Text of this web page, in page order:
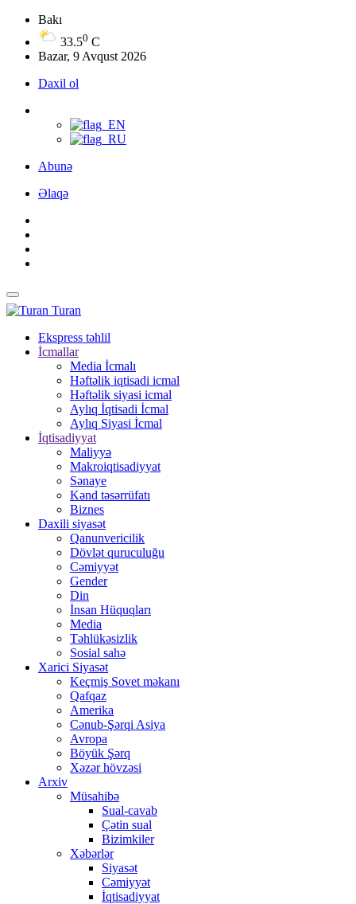
Bakı
33.50 C
Bazar, 9 Avqust 2026
Daxil ol
Abunə
Əlaqə
Turan
Ekspress təhlil
İcmallar
Media İcmalı
Həftəlik iqtisadi icmal
Həftəlik siyasi icmal
Aylıq İqtisadi İcmal
Aylıq Siyasi İcmal
İqtisadiyyat
Maliyyə
Makroiqtisadiyyat
Sənaye
Kənd təsərrüfatı
Biznes
Daxili siyasət
Qanunvericilik
Dövlət quruculuğu
Cəmiyyət
Gender
Din
İnsan Hüquqları
Media
Təhlükəsizlik
Sosial sahə
Xarici Siyasət
Keçmiş Sovet məkanı
Qafqaz
Amerika
Cənub-Şərqi Asiya
Avropa
Böyük Şərq
Xəzər hövzəsi
Arxiv
Müsahibə
Sual-cavab
Çətin sual
Bizimkiler
Xəbərlər
Siyasət
Cəmiyyət
İqtisadiyyat